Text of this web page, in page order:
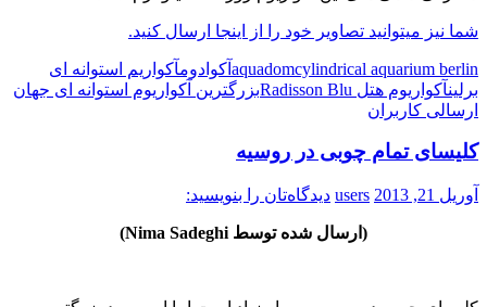
شما نیز میتوانید تصاویر خود را از اینجا ارسال کنید.
aquadomcylindrical aquarium berlin آکوادومآکواریم استوانه ای
برلینآکواریوم هتل Radisson Blu
بزرگترین آکواریوم استوانه ای جهان
ارسالی کاربران
کلیسای تمام چوبی در روسیه
آوریل 21, 2013 users دیدگاه‌تان را بنویسید:
(ارسال شده توسط Nima Sadeghi)